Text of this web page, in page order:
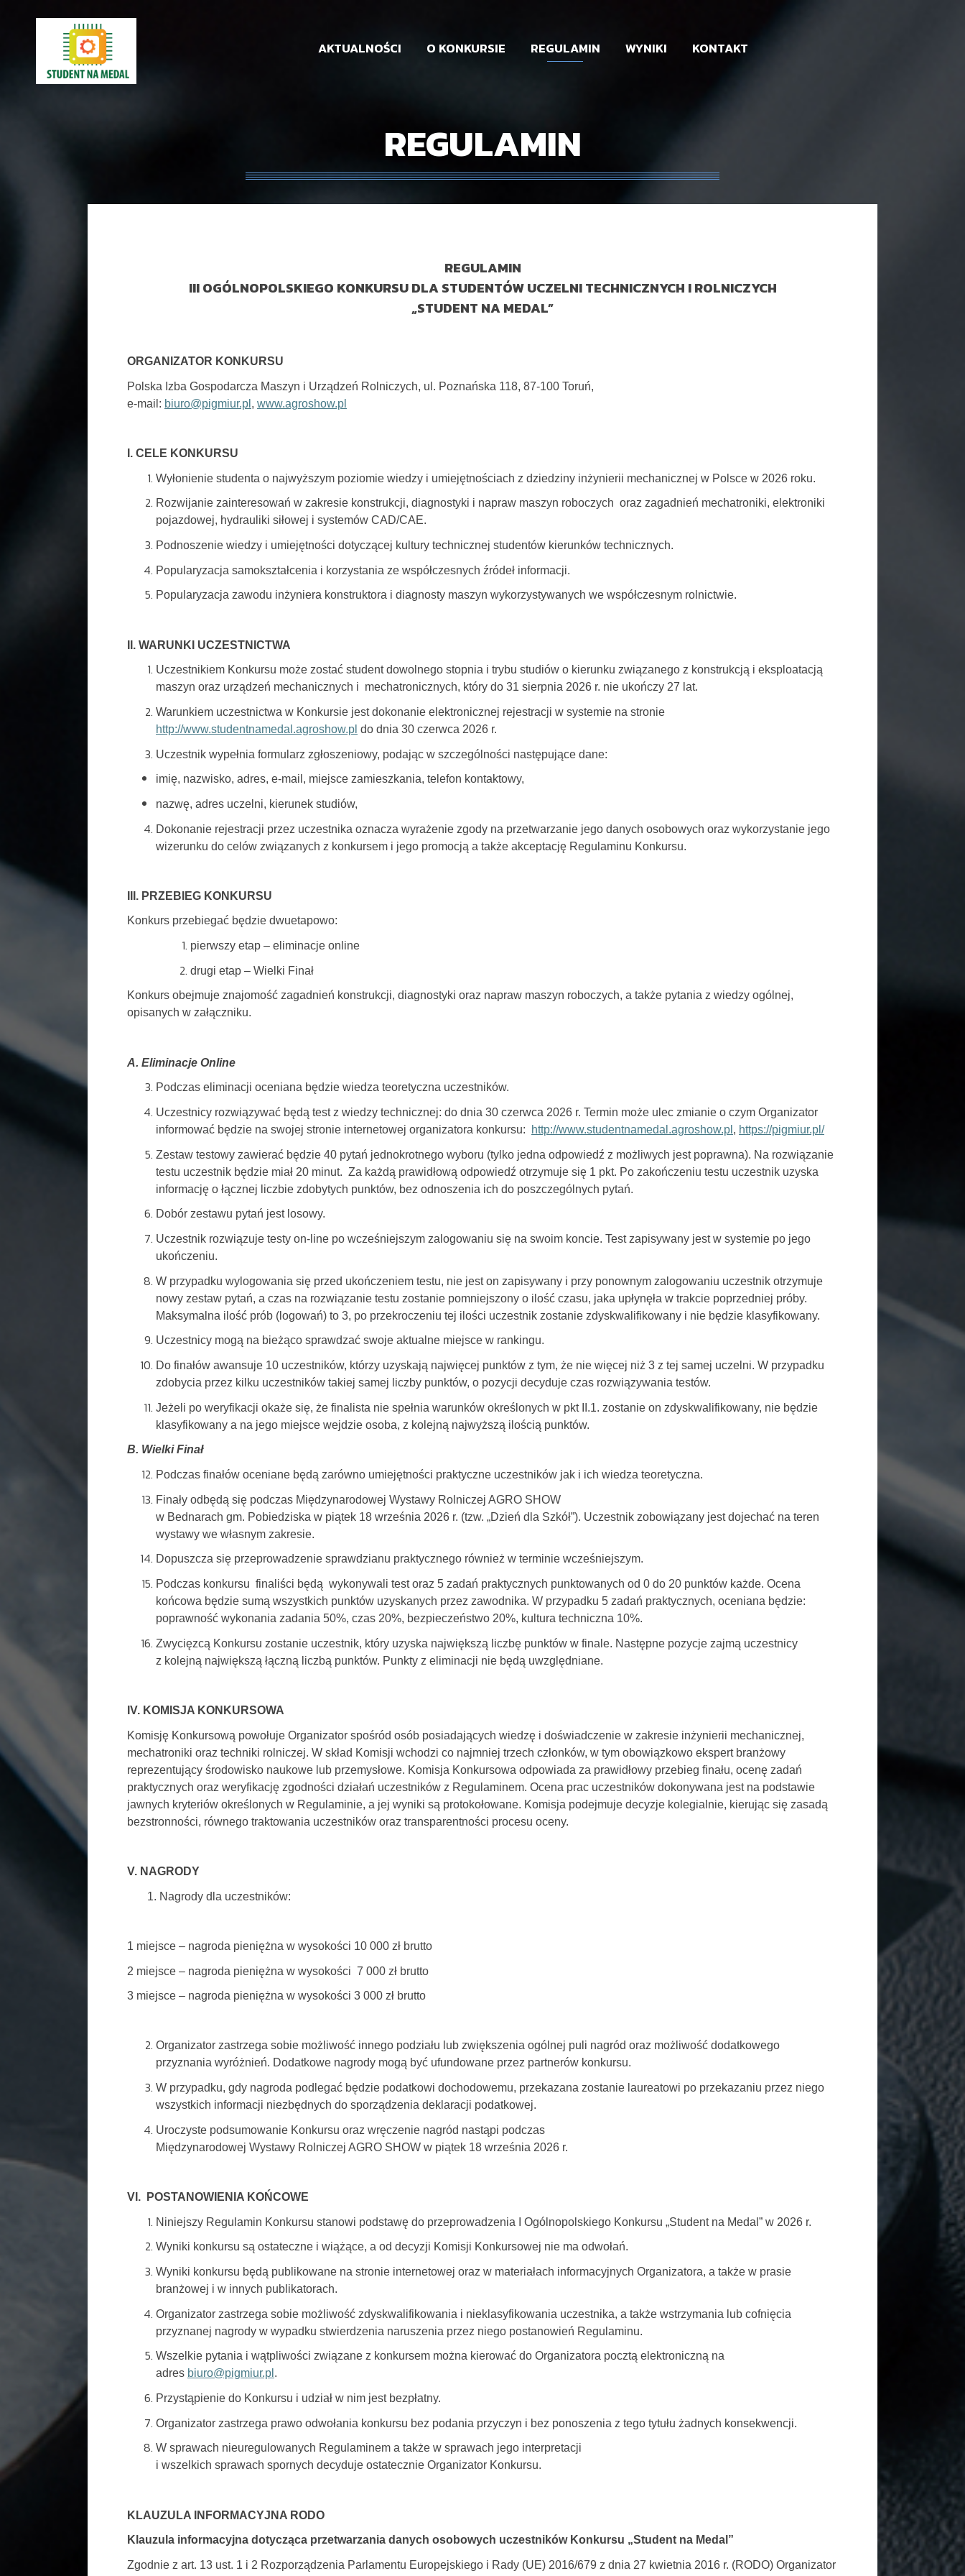
AKTUALNOŚCI O KONKURSIE REGULAMIN WYNIKI KONTAKT
REGULAMIN
REGULAMIN
III OGÓLNOPOLSKIEGO KONKURSU DLA STUDENTÓW UCZELNI TECHNICZNYCH I ROLNICZYCH
„STUDENT NA MEDAL”
ORGANIZATOR KONKURSU
Polska Izba Gospodarcza Maszyn i Urządzeń Rolniczych, ul. Poznańska 118, 87-100 Toruń,
e-mail: biuro@pigmiur.pl , www.agroshow.pl
I. CELE KONKURSU
Wyłonienie studenta o najwyższym poziomie wiedzy i umiejętnościach z dziedziny inżynierii mechanicznej w Polsce w 2026 roku.
Rozwijanie zainteresowań w zakresie konstrukcji, diagnostyki i napraw maszyn roboczych oraz zagadnień mechatroniki, elektroniki
pojazdowej, hydrauliki siłowej i systemów CAD/CAE.
Podnoszenie wiedzy i umiejętności dotyczącej kultury technicznej studentów kierunków technicznych.
Popularyzacja samokształcenia i korzystania ze współczesnych źródeł informacji.
Popularyzacja zawodu inżyniera konstruktora i diagnosty maszyn wykorzystywanych we współczesnym rolnictwie.
II. WARUNKI UCZESTNICTWA
Uczestnikiem Konkursu może zostać student dowolnego stopnia i trybu studiów o kierunku związanego z konstrukcją i eksploatacją
maszyn oraz urządzeń mechanicznych i mechatronicznych, który do 31 sierpnia 2026 r. nie ukończy 27 lat.
Warunkiem uczestnictwa w Konkursie jest dokonanie elektronicznej rejestracji w systemie na stronie
http://www.studentnamedal.agroshow.pl do dnia 30 czerwca 2026 r.
Uczestnik wypełnia formularz zgłoszeniowy, podając w szczególności następujące dane:
imię, nazwisko, adres, e-mail, miejsce zamieszkania, telefon kontaktowy,
nazwę, adres uczelni, kierunek studiów,
Dokonanie rejestracji przez uczestnika oznacza wyrażenie zgody na przetwarzanie jego danych osobowych oraz wykorzystanie jego
wizerunku do celów związanych z konkursem i jego promocją a także akceptację Regulaminu Konkursu.
III. PRZEBIEG KONKURSU
Konkurs przebiegać będzie dwuetapowo:
pierwszy etap – eliminacje online
drugi etap – Wielki Finał
Konkurs obejmuje znajomość zagadnień konstrukcji, diagnostyki oraz napraw maszyn roboczych, a także pytania z wiedzy ogólnej,
opisanych w załączniku.
A. Eliminacje Online
Podczas eliminacji oceniana będzie wiedza teoretyczna uczestników.
Uczestnicy rozwiązywać będą test z wiedzy technicznej: do dnia 30 czerwca 2026 r. Termin może ulec zmianie o czym Organizator
informować będzie na swojej stronie internetowej organizatora konkursu:
http://www.studentnamedal.agroshow.pl , https://pigmiur.pl/
Zestaw testowy zawierać będzie 40 pytań jednokrotnego wyboru (tylko jedna odpowiedź z możliwych jest poprawna). Na rozwiązanie
testu uczestnik będzie miał 20 minut. Za każdą prawidłową odpowiedź otrzymuje się 1 pkt. Po zakończeniu testu uczestnik uzyska
informację o łącznej liczbie zdobytych punktów, bez odnoszenia ich do poszczególnych pytań.
Dobór zestawu pytań jest losowy.
Uczestnik rozwiązuje testy on-line po wcześniejszym zalogowaniu się na swoim koncie. Test zapisywany jest w systemie po jego
ukończeniu.
W przypadku wylogowania się przed ukończeniem testu, nie jest on zapisywany i przy ponownym zalogowaniu uczestnik otrzymuje
nowy zestaw pytań, a czas na rozwiązanie testu zostanie pomniejszony o ilość czasu, jaka upłynęła w trakcie poprzedniej próby.
Maksymalna ilość prób (logowań) to 3, po przekroczeniu tej ilości uczestnik zostanie zdyskwalifikowany i nie będzie klasyfikowany.
Uczestnicy mogą na bieżąco sprawdzać swoje aktualne miejsce w rankingu.
Do finałów awansuje 10 uczestników, którzy uzyskają najwięcej punktów z tym, że nie więcej niż 3 z tej samej uczelni. W przypadku
zdobycia przez kilku uczestników takiej samej liczby punktów, o pozycji decyduje czas rozwiązywania testów.
Jeżeli po weryfikacji okaże się, że finalista nie spełnia warunków określonych w pkt II.1. zostanie on zdyskwalifikowany, nie będzie
klasyfikowany a na jego miejsce wejdzie osoba, z kolejną najwyższą ilością punktów.
B. Wielki Finał
Podczas finałów oceniane będą zarówno umiejętności praktyczne uczestników jak i ich wiedza teoretyczna.
Finały odbędą się podczas Międzynarodowej Wystawy Rolniczej AGRO SHOW
w Bednarach gm. Pobiedziska w piątek 18 września 2026 r. (tzw. „Dzień dla Szkół”). Uczestnik zobowiązany jest dojechać na teren
wystawy we własnym zakresie.
Dopuszcza się przeprowadzenie sprawdzianu praktycznego również w terminie wcześniejszym.
Podczas konkursu finaliści będą wykonywali test oraz 5 zadań praktycznych punktowanych od 0 do 20 punktów każde. Ocena
końcowa będzie sumą wszystkich punktów uzyskanych przez zawodnika. W przypadku 5 zadań praktycznych, oceniana będzie:
poprawność wykonania zadania 50%, czas 20%, bezpieczeństwo 20%, kultura techniczna 10%.
Zwycięzcą Konkursu zostanie uczestnik, który uzyska największą liczbę punktów w finale. Następne pozycje zajmą uczestnicy
z kolejną największą łączną liczbą punktów. Punkty z eliminacji nie będą uwzględniane.
IV. KOMISJA KONKURSOWA
Komisję Konkursową powołuje Organizator spośród osób posiadających wiedzę i doświadczenie w zakresie inżynierii mechanicznej,
mechatroniki oraz techniki rolniczej. W skład Komisji wchodzi co najmniej trzech członków, w tym obowiązkowo ekspert branżowy
reprezentujący środowisko naukowe lub przemysłowe. Komisja Konkursowa odpowiada za prawidłowy przebieg finału, ocenę zadań
praktycznych oraz weryfikację zgodności działań uczestników z Regulaminem. Ocena prac uczestników dokonywana jest na podstawie
jawnych kryteriów określonych w Regulaminie, a jej wyniki są protokołowane. Komisja podejmuje decyzje kolegialnie, kierując się zasadą
bezstronności, równego traktowania uczestników oraz transparentności procesu oceny.
V. NAGRODY
1. Nagrody dla uczestników:
1 miejsce – nagroda pieniężna w wysokości 10 000 zł brutto
2 miejsce – nagroda pieniężna w wysokości 7 000 zł brutto
3 miejsce – nagroda pieniężna w wysokości 3 000 zł brutto
Organizator zastrzega sobie możliwość innego podziału lub zwiększenia ogólnej puli nagród oraz możliwość dodatkowego
przyznania wyróżnień. Dodatkowe nagrody mogą być ufundowane przez partnerów konkursu.
W przypadku, gdy nagroda podlegać będzie podatkowi dochodowemu, przekazana zostanie laureatowi po przekazaniu przez niego
wszystkich informacji niezbędnych do sporządzenia deklaracji podatkowej.
Uroczyste podsumowanie Konkursu oraz wręczenie nagród nastąpi podczas
Międzynarodowej Wystawy Rolniczej AGRO SHOW w piątek 18 września 2026 r.
VI. POSTANOWIENIA KOŃCOWE
Niniejszy Regulamin Konkursu stanowi podstawę do przeprowadzenia I Ogólnopolskiego Konkursu „Student na Medal” w 2026 r.
Wyniki konkursu są ostateczne i wiążące, a od decyzji Komisji Konkursowej nie ma odwołań.
Wyniki konkursu będą publikowane na stronie internetowej oraz w materiałach informacyjnych Organizatora, a także w prasie
branżowej i w innych publikatorach.
Organizator zastrzega sobie możliwość zdyskwalifikowania i nieklasyfikowania uczestnika, a także wstrzymania lub cofnięcia
przyznanej nagrody w wypadku stwierdzenia naruszenia przez niego postanowień Regulaminu.
Wszelkie pytania i wątpliwości związane z konkursem można kierować do Organizatora pocztą elektroniczną na
adres biuro@pigmiur.pl .
Przystąpienie do Konkursu i udział w nim jest bezpłatny.
Organizator zastrzega prawo odwołania konkursu bez podania przyczyn i bez ponoszenia z tego tytułu żadnych konsekwencji.
W sprawach nieuregulowanych Regulaminem a także w sprawach jego interpretacji
i wszelkich sprawach spornych decyduje ostatecznie Organizator Konkursu.
KLAUZULA INFORMACYJNA RODO
Klauzula informacyjna dotycząca przetwarzania danych osobowych uczestników Konkursu „Student na Medal”
Zgodnie z art. 13 ust. 1 i 2 Rozporządzenia Parlamentu Europejskiego i Rady (UE) 2016/679 z dnia 27 kwietnia 2016 r. (RODO) Organizator